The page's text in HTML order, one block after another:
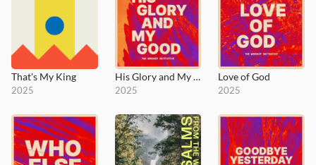
That's My King
2025
His Glory and My Good
2025
Love of God
2025